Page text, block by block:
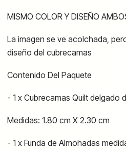
MISMO COLOR Y DISEÑO
La imagen se ve acolchada,
diseño del cubrecamas
Contenido Del Paquete
- 1 x Cubrecamas Quilt delgado
Medidas: 1.80 cm X 2.30 cm
- 1 x Funda de Almohadas